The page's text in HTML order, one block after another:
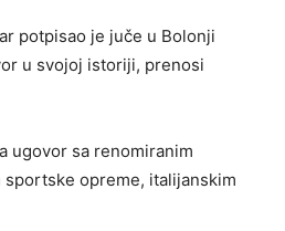
potpisao je juče u Bolonji
u svojoj istoriji, prenosi
ugovor sa renomiranim
opreme, italijanskim